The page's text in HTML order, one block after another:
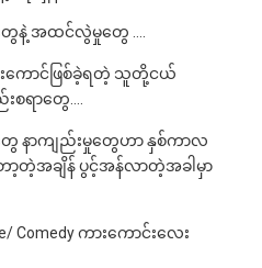
နဲ့ အထင်လွဲမှုတွေ ….
ားကောင်ဖြစ်ခဲ့ရတဲ့ သူတို့ငယ်
ရာတွေ….
နာကျည်းမှုတွေဟာ နှစ်ကာလ
တော့တဲ့အချိန် ပွင့်အန်လာတဲ့အခါမှာ
Comedy ကားကောင်းလေး